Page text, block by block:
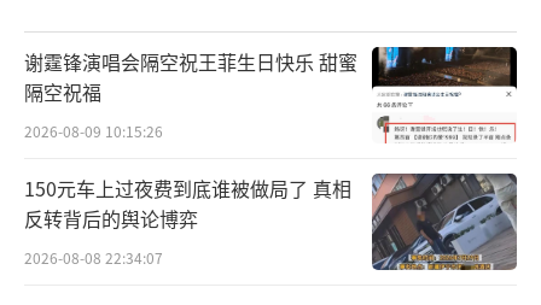
谢霆锋演唱会隔空祝王菲生日快乐 甜蜜
隔空祝福
2026-08-09 10:15:26
150元车上过夜费到底谁被做局了 真相
反转背后的舆论博弈
2026-08-08 22:34:07